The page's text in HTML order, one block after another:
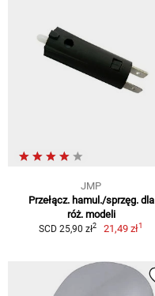
JMP
Przełącz. hamul./sprzęg. dla
róż. modeli
SCD 25,90 zł2 21,49 zł1